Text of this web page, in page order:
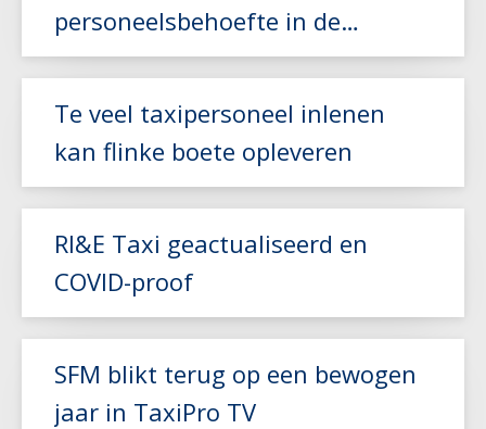
personeelsbehoefte in de
zorgvervoer- en taxisector
Lees meer
Te veel taxipersoneel inlenen
kan flinke boete opleveren
RI&E Taxi geactualiseerd en
COVID-proof
SFM blikt terug op een bewogen
jaar in TaxiPro TV